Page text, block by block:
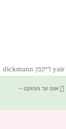
קטגוריות
אוט ער געזוקט –